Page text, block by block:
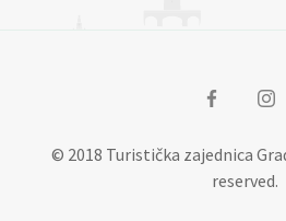
© 2018 Turistička zajednica
reserved.